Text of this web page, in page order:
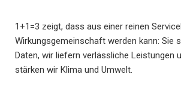
1+1=3 zeigt, dass aus einer reinen
Wirkungsgemeinschaft werden kann: Sie
Daten, wir liefern verlässliche Leistungen
stärken wir Klima und Umwelt.